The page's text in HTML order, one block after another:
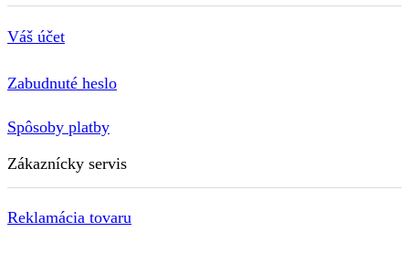
Váš účet
Zabudnuté heslo
Spôsoby platby
Zákaznícky servis
Reklamácia tovaru